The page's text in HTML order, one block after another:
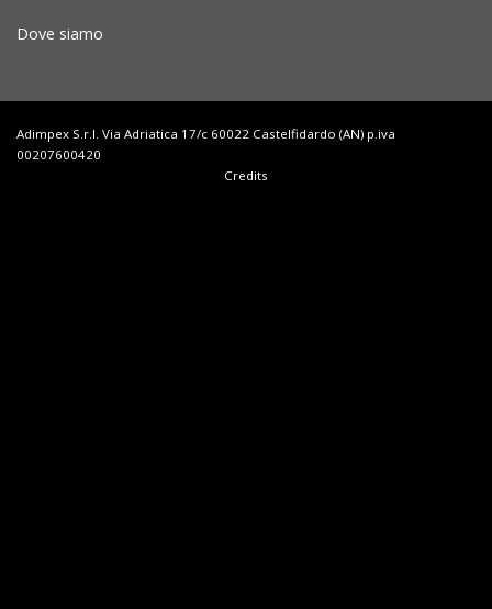
Dove siamo
Adimpex S.r.l. Via Adriatica 17/c 60022 Castelfidardo (AN) p.iva
00207600420
Credits